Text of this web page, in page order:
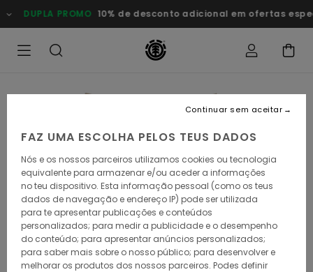
para
a
PROMO 10% de desconto adicional em ofertas especiais
FAZ UMA ESCOLHA PELOS TEUS DADOS
Nós e os nossos parceiros utilizamos cookies ou tecnologia
equivalente para armazenar e/ou aceder a informações
no teu dispositivo. Esta informação pessoal (como os teus
dados de navegação e endereço IP) pode ser utilizada
para te apresentar publicações e conteúdos
personalizados; para medir a publicidade e o desempenho
do conteúdo; para apresentar anúncios personalizados;
para saber mais sobre o nosso público; para desenvolver e
melhorar os produtos dos nossos parceiros. Podes definir
Continuar sem aceitar